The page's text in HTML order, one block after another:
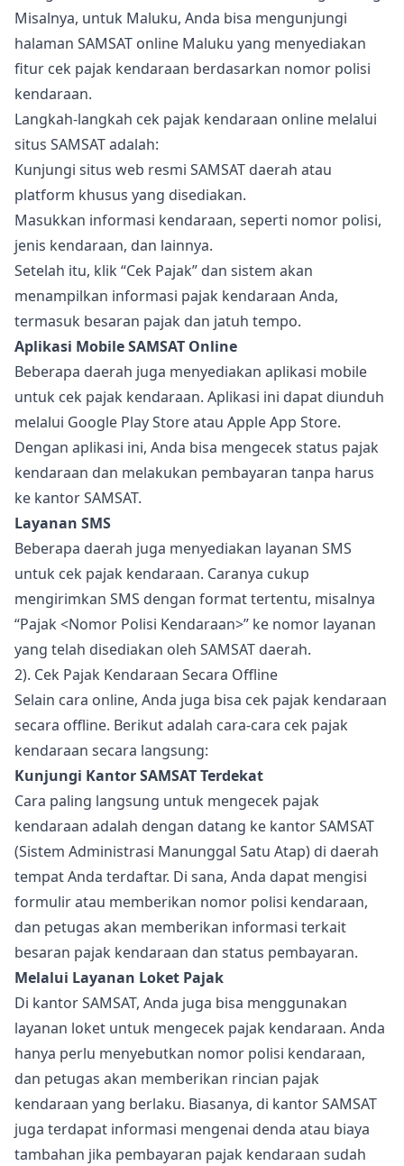
Misalnya, untuk Maluku, Anda bisa mengunjungi
halaman SAMSAT online Maluku yang menyediakan
fitur cek pajak kendaraan berdasarkan nomor polisi
kendaraan.
Langkah-langkah cek pajak kendaraan online melalui
situs SAMSAT adalah:
Kunjungi situs web resmi SAMSAT daerah atau
platform khusus yang disediakan.
Masukkan informasi kendaraan, seperti nomor polisi,
jenis kendaraan, dan lainnya.
Setelah itu, klik “Cek Pajak” dan sistem akan
menampilkan informasi pajak kendaraan Anda,
termasuk besaran pajak dan jatuh tempo.
Aplikasi Mobile SAMSAT Online
Beberapa daerah juga menyediakan aplikasi mobile
untuk cek pajak kendaraan. Aplikasi ini dapat diunduh
melalui Google Play Store atau Apple App Store.
Dengan aplikasi ini, Anda bisa mengecek status pajak
kendaraan dan melakukan pembayaran tanpa harus
ke kantor SAMSAT.
Layanan SMS
Beberapa daerah juga menyediakan layanan SMS
untuk cek pajak kendaraan. Caranya cukup
mengirimkan SMS dengan format tertentu, misalnya
“Pajak <Nomor Polisi Kendaraan>” ke nomor layanan
yang telah disediakan oleh SAMSAT daerah.
2). Cek Pajak Kendaraan Secara Offline
Selain cara online, Anda juga bisa cek pajak kendaraan
secara offline. Berikut adalah cara-cara cek pajak
kendaraan secara langsung:
Kunjungi Kantor SAMSAT Terdekat
Cara paling langsung untuk mengecek pajak
kendaraan adalah dengan datang ke kantor SAMSAT
(Sistem Administrasi Manunggal Satu Atap) di daerah
tempat Anda terdaftar. Di sana, Anda dapat mengisi
formulir atau memberikan nomor polisi kendaraan,
dan petugas akan memberikan informasi terkait
besaran pajak kendaraan dan status pembayaran.
Melalui Layanan Loket Pajak
Di kantor SAMSAT, Anda juga bisa menggunakan
layanan loket untuk mengecek pajak kendaraan. Anda
hanya perlu menyebutkan nomor polisi kendaraan,
dan petugas akan memberikan rincian pajak
kendaraan yang berlaku. Biasanya, di kantor SAMSAT
juga terdapat informasi mengenai denda atau biaya
tambahan jika pembayaran pajak kendaraan sudah